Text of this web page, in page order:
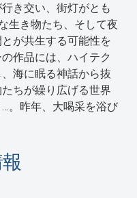
き交い、街灯がとも
生き物たち、そして夜
が共生する可能性を
作品には、ハイテク
海に眠る神話から抜
ちが繰り広げる世界
。昨年、大喝采を浴び